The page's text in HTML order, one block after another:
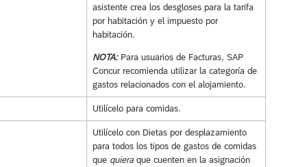
asistente crea los desgloses para la tarifa
por habitación y el impuesto por
habitación.
NOTA:Para usuarios de Facturas, SAP
Concur recomienda utilizar la categoría de
gastos relacionados con el alojamiento.
Utilícelo para comidas.
Utilícelo con Dietas por desplazamiento
para todos los tipos de gastos de comidas
que quieraque cuenten en la asignación